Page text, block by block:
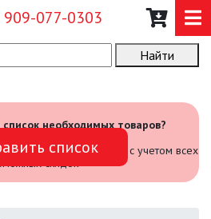
909-077-0303
О КОМПАНИИ
САДОВЫЙ ИНВЕНТАРЬ И
ИНСТРУМЕНТЫ
Найти
необходимых товаров?
мы посчитаем стоимость с учетом всех
скидок
список